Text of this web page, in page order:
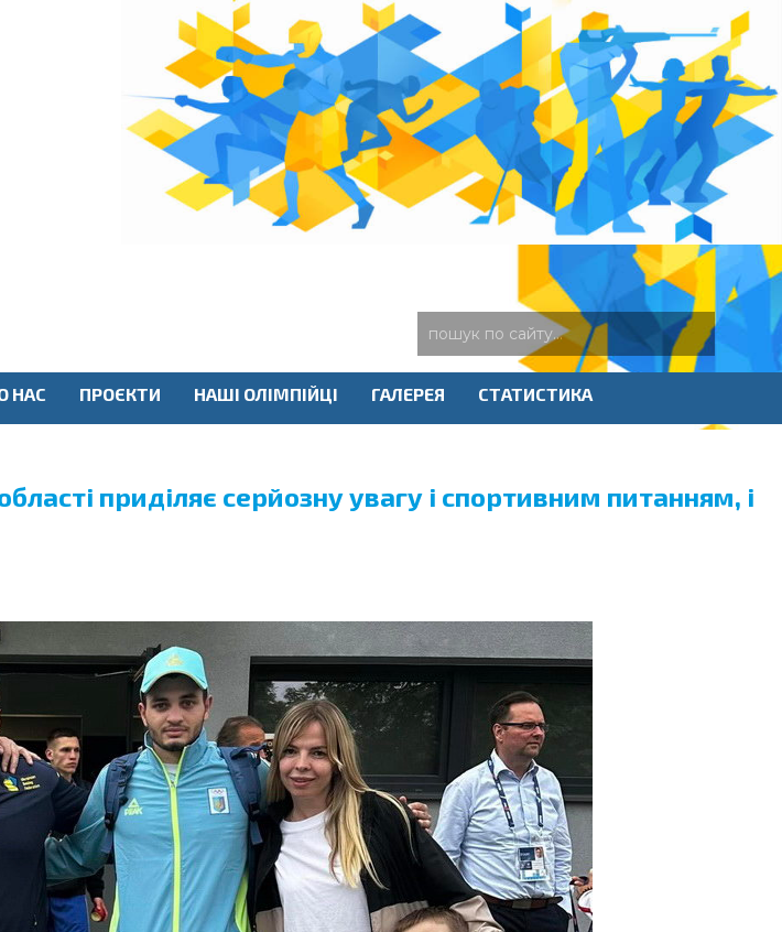
НАС ПРОЄКТИ НАШІ ОЛІМПІЙЦІ ГАЛЕРЕЯ СТАТИСТИКА
приділяє серйозну увагу і спортивним питанням, і